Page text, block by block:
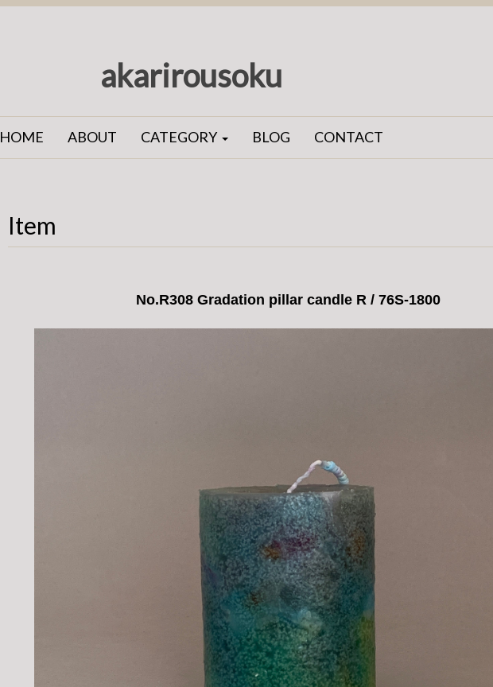
akarirousoku
HOME ABOUT CATEGORY BLOG CONTACT
Item
No.R308 Gradation pillar candle R / 76S-1800